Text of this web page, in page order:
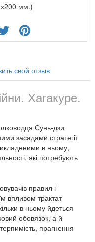
мм.)
свой отзыв
Хагакуре.
Сунь-дзи
засадами стратегії
в ньому,
які потребують
правил і
впливом трактат
в ньому йдеться
обовязок, а й
терпимість, прагнення